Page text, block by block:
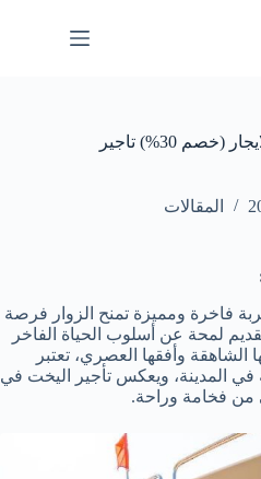
افضل 10 يخوت في دبي مارينا للايجار (خصم 30%) تاجير
المقالات
فاخرة ومميزة تمنح الزوار فرصة
لمحة عن أسلوب الحياة الفاخر
الشاهقة وأفقها العصري، تعتبر
في المدينة، ويعكس تأجير اليخت في
من فخامة وراحة.